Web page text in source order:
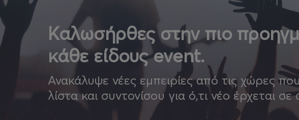
Καλωσήρθες στην πιο
κάθε είδους event.
Ανακάλυψε νέες εμπειρίες από τις χώρες
λίστα και συντονίσου για ό,τι νέο έρχεται σε